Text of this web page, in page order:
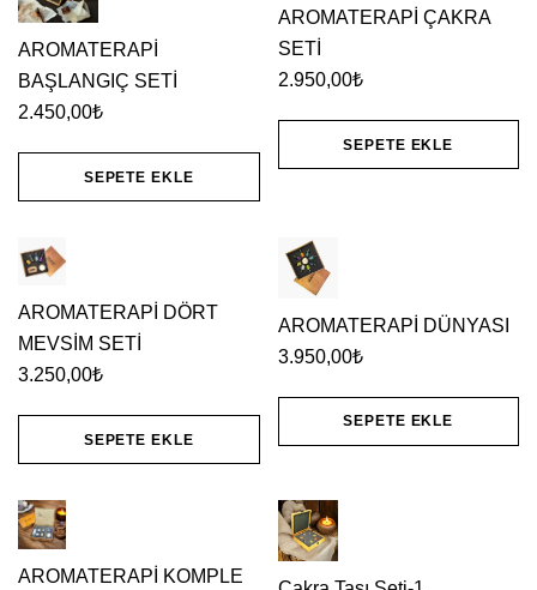
AROMATERAPİ
BAŞLANGIÇ SETİ
2.450,00₺
SEPETE EKLE
AROMATERAPİ ÇAKRA
SETİ
2.950,00₺
SEPETE EKLE
AROMATERAPİ DÖRT
MEVSİM SETİ
3.250,00₺
SEPETE EKLE
AROMATERAPİ DÜNYASI
3.950,00₺
SEPETE EKLE
AROMATERAPİ KOMPLE